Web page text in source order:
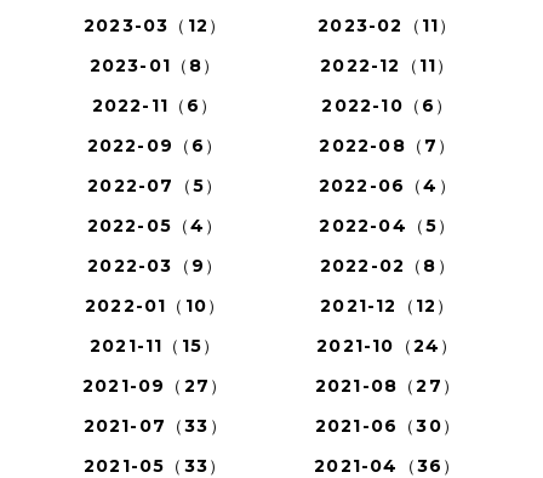
2023-03（12）
2023-02（11）
2023-01（8）
2022-12（11）
2022-11（6）
2022-10（6）
2022-09（6）
2022-08（7）
2022-07（5）
2022-06（4）
2022-05（4）
2022-04（5）
2022-03（9）
2022-02（8）
2022-01（10）
2021-12（12）
2021-11（15）
2021-10（24）
2021-09（27）
2021-08（27）
2021-07（33）
2021-06（30）
2021-05（33）
2021-04（36）